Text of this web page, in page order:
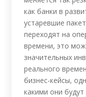
как банки в
устаревшие
переходят на
времени, это
значительных
реального
бизнес-кейсы,
какими они